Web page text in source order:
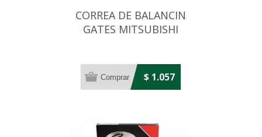
CORREA DE BALANCIN
GATES MITSUBISHI
$ 1.057